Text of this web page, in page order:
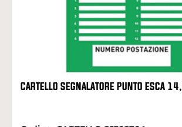
CARTELLO SEGNALATORE PUNTO ESCA